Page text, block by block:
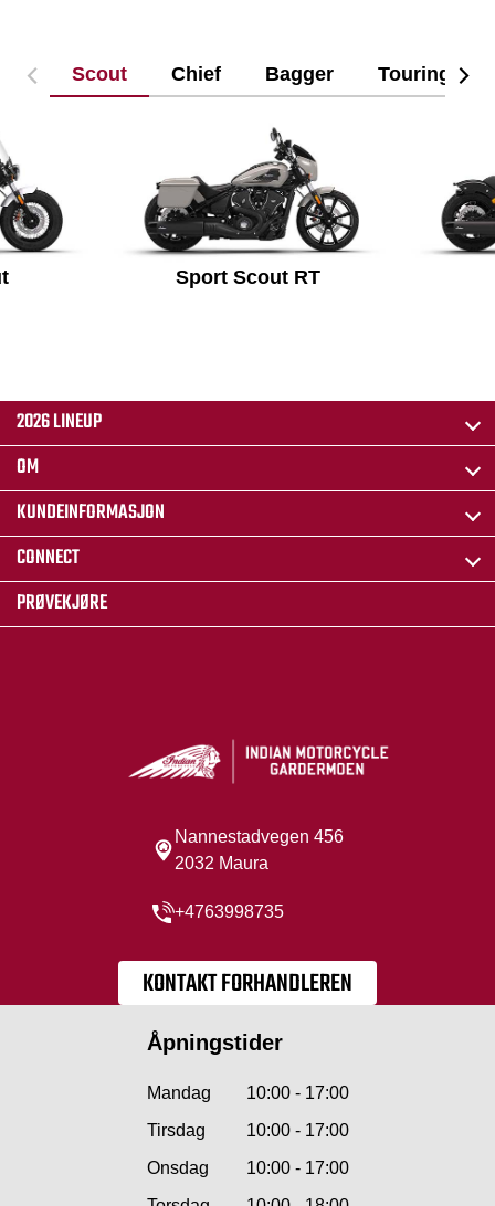
Scout Chief Bagger Touring
Sport Scout RT
2026 LINEUP
OM
KUNDEINFORMASJON
CONNECT
PRØVEKJØRE
Nannestadvegen 456
2032 Maura
+4763998735
KONTAKT FORHANDLEREN
Åpningstider
Mandag
10:00 - 17:00
Tirsdag
10:00 - 17:00
Onsdag
10:00 - 17:00